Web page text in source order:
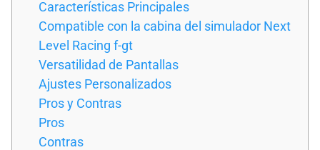
Características Principales
Compatible con la cabina del simulador Next
Level Racing f-gt
Versatilidad de Pantallas
Ajustes Personalizados
Pros y Contras
Pros
Contras